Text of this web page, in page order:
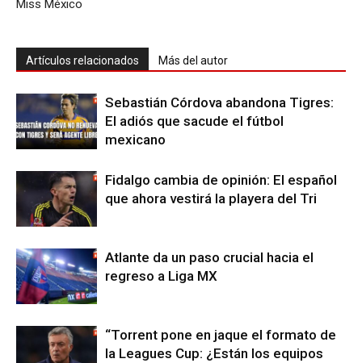
Miss México
Artículos relacionados Más del autor
Sebastián Córdova abandona Tigres:
El adiós que sacude el fútbol
mexicano
Fidalgo cambia de opinión: El español
que ahora vestirá la playera del Tri
Atlante da un paso crucial hacia el
regreso a Liga MX
“Torrent pone en jaque el formato de
la Leagues Cup: ¿Están los equipos